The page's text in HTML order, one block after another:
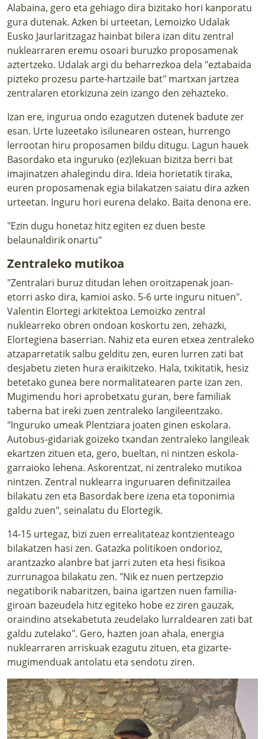
Alabaina, gero eta gehiago dira bizitako hori kanporatu
gura dutenak. Azken bi urteetan, Lemoizko Udalak
Eusko Jaurlaritzagaz hainbat bilera izan ditu zentral
nuklearraren eremu osoari buruzko proposamenak
aztertzeko. Udalak argi du beharrezkoa dela "eztabaida
pizteko prozesu parte-hartzaile bat" martxan jartzea
zentralaren etorkizuna zein izango den zehazteko.
Izan ere, ingurua ondo ezagutzen dutenek badute zer
esan. Urte luzeetako isilunearen ostean, hurrengo
lerrootan hiru proposamen bildu ditugu. Lagun hauek
Basordako eta inguruko (ez)lekuan bizitza berri bat
imajinatzen ahalegindu dira. Ideia horietatik tiraka,
euren proposamenak egia bilakatzen saiatu dira azken
urteetan. Inguru hori eurena delako. Baita denona ere.
"Ezin dugu honetaz hitz egiten ez duen beste
belaunaldirik onartu"
Zentraleko mutikoa
"Zentralari buruz ditudan lehen oroitzapenak joan-
etorri asko dira, kamioi asko. 5-6 urte inguru nituen".
Valentin Elortegi arkitektoa Lemoizko zentral
nuklearreko obren ondoan koskortu zen, zehazki,
Elortegiena baserrian. Nahiz eta euren etxea zentraleko
atzaparretatik salbu gelditu zen, euren lurren zati bat
desjabetu zieten hura eraikitzeko. Hala, txikitatik, hesiz
betetako gunea bere normalitatearen parte izan zen.
Mugimendu hori aprobetxatu guran, bere familiak
taberna bat ireki zuen zentraleko langileentzako.
"Inguruko umeak Plentziara joaten ginen eskolara.
Autobus-gidariak goizeko txandan zentraleko langileak
ekartzen zituen eta, gero, bueltan, ni nintzen eskola-
garraioko lehena. Askorentzat, ni zentraleko mutikoa
nintzen. Zentral nuklearra inguruaren definitzailea
bilakatu zen eta Basordak bere izena eta toponimia
galdu zuen", seinalatu du Elortegik.
14-15 urtegaz, bizi zuen errealitateaz kontzienteago
bilakatzen hasi zen. Gatazka politikoen ondorioz,
arantzazko alanbre bat jarri zuten eta hesi fisikoa
zurrunagoa bilakatu zen. "Nik ez nuen pertzepzio
negatiborik nabaritzen, baina igartzen nuen familia-
giroan bazeudela hitz egiteko hobe ez ziren gauzak,
oraindino atsekabetuta zeudelako lurraldearen zati bat
galdu zutelako". Gero, hazten joan ahala, energia
nuklearraren arriskuak ezagutu zituen, eta gizarte-
mugimenduak antolatu eta sendotu ziren.